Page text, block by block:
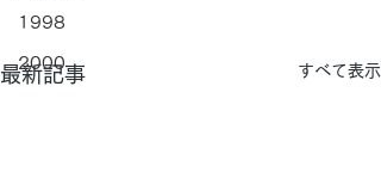
1998
2000
最新記事 すべて表示